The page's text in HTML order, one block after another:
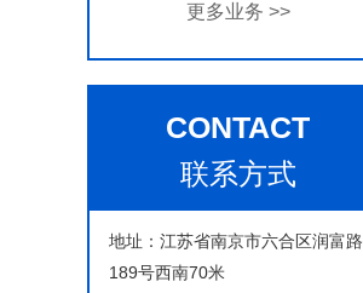
更多业务 >>
CONTACT
联系方式
地址：江苏省南京市六合区润富路
189号西南70米